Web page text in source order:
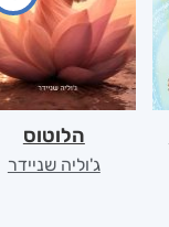
הלוטוס
ג'וליה שניידר